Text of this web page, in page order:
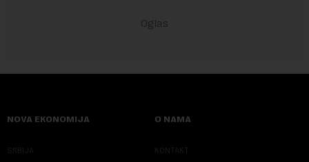
NOVA EKONOMIJA
SRBIJA
O NAMA
KONTAKT